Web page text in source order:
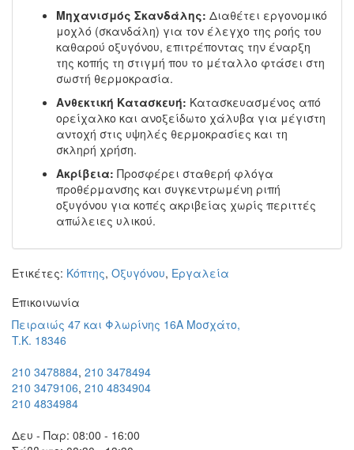
Μηχανισμός Σκανδάλης: Διαθέτει εργονομικό
μοχλό (σκανδάλη) για τον έλεγχο της ροής του
καθαρού οξυγόνου, επιτρέποντας την έναρξη
της κοπής τη στιγμή που το μέταλλο φτάσει στη
σωστή θερμοκρασία.
Ανθεκτική Κατασκευή: Κατασκευασμένος από
ορείχαλκο και ανοξείδωτο χάλυβα για μέγιστη
αντοχή στις υψηλές θερμοκρασίες και τη
σκληρή χρήση.
Ακρίβεια: Προσφέρει σταθερή φλόγα
προθέρμανσης και συγκεντρωμένη ριπή
οξυγόνου για κοπές ακριβείας χωρίς περιττές
απώλειες υλικού.
Ετικέτες: Κόπτης, Οξυγόνου, Εργαλεία
Eπικοινωνία
Πειραιώς 47 και Φλωρίνης 16Α Μοσχάτο,
T.K. 18346
210 3478884, 210 3478494
210 3479106, 210 4834904
210 4834984
Δευ - Παρ: 08:00 - 16:00